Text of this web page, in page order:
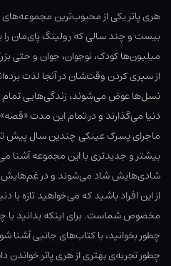
هری پاتر یکی از محبوب‌ترین
بیست و چند سالی که رولینگ پای‌مان را
میلیون‌ها کودک، نوجوان، جوان و حتی
از سپری کردن وقت‌شان در آنجا لذت
نسل‌ها عوض می‌شوند، زندگی‌هایی تمام
دنیا می‌گذارند و در تمام این مدت
ماجرای پسرک عینکی چندین سال پیش
بیشتر و جدیدتری با این مجموعه آشنا
شادی‌هایش شاد می‌شوند و در
از این افراد باشید که می‌خواهید تازه
مخصوص شماست. برای اینکه بدانید با
چطور بخوانید، با کتاب‌های جانبی آشنا
چطور تجربه‌ی بهتری از هری پاتر